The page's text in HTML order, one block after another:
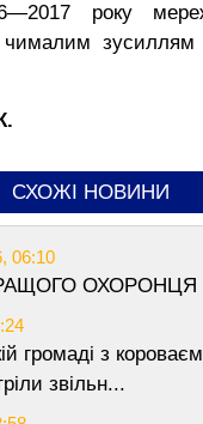
року
чималим зусиллям
СХОЖІ НОВИНИ
06:10
ОХОРОНЦЯ
громаді з
звільн...